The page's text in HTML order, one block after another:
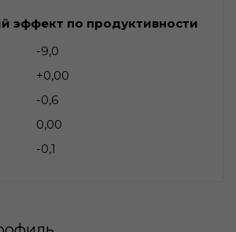
эффект по продуктивности
-9,0
+0,00
-0,6
0,00
-0,1